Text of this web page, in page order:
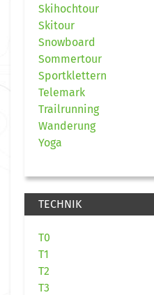
Skihochtour
Skitour
Snowboard
Sommertour
Sportklettern
Telemark
Trailrunning
Wanderung
Yoga
TECHNIK
T0
T1
T2
T3